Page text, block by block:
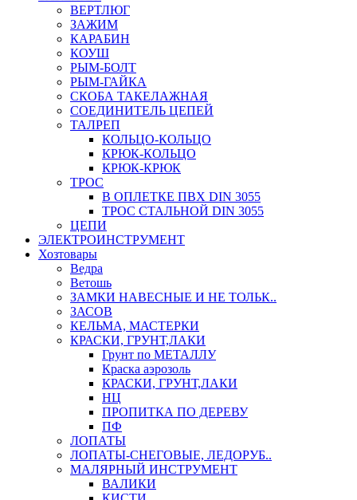
ВЕРТЛЮГ
ЗАЖИМ
КАРАБИН
КОУШ
РЫМ-БОЛТ
РЫМ-ГАЙКА
СКОБА ТАКЕЛАЖНАЯ
СОЕДИНИТЕЛЬ ЦЕПЕЙ
ТАЛРЕП
КОЛЬЦО-КОЛЬЦО
КРЮК-КОЛЬЦО
КРЮК-КРЮК
ТРОС
В ОПЛЕТКЕ ПВХ DIN 3055
ТРОС СТАЛЬНОЙ DIN 3055
ЦЕПИ
ЭЛЕКТРОИНСТРУМЕНТ
Хозтовары
Ведра
Ветошь
ЗАМКИ НАВЕСНЫЕ И НЕ ТОЛЬК..
ЗАСОВ
КЕЛЬМА, МАСТЕРКИ
КРАСКИ, ГРУНТ,ЛАКИ
Грунт по МЕТАЛЛУ
Краска аэрозоль
КРАСКИ, ГРУНТ,ЛАКИ
НЦ
ПРОПИТКА ПО ДЕРЕВУ
ПФ
ЛОПАТЫ
ЛОПАТЫ-СНЕГОВЫЕ, ЛЕДОРУБ..
МАЛЯРНЫЙ ИНСТРУМЕНТ
ВАЛИКИ